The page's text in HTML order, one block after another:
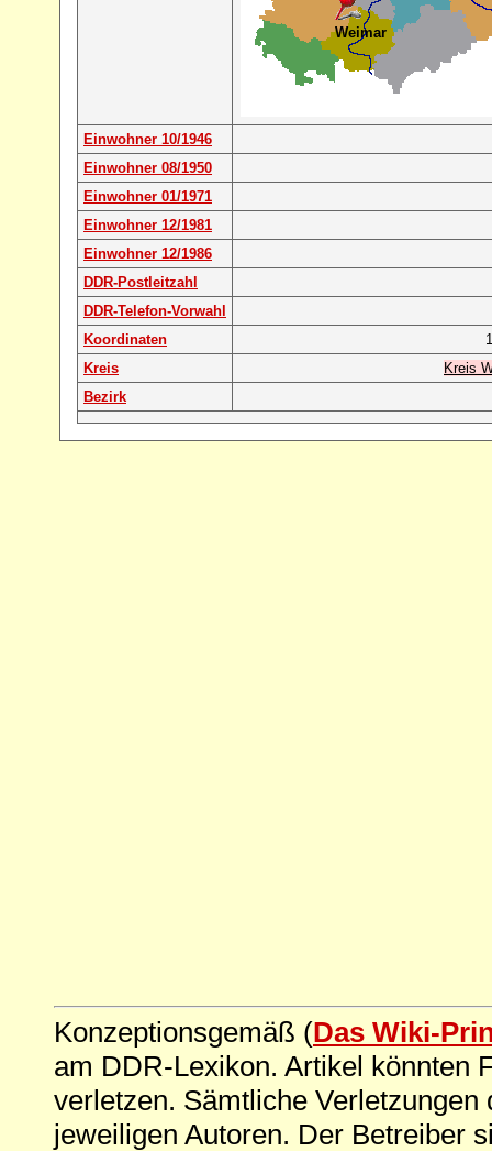
Weimar
Einwohner 10/1946
Einwohner 08/1950
Einwohner 01/1971
Einwohner 12/1981
Einwohner 12/1986
DDR-Postleitzahl
DDR-Telefon-Vorwahl
Koordinaten
Kreis
Kreis
Bezirk
Konzeptionsgemäß (Das Wiki-
am DDR-Lexikon. Artikel könnten
verletzen. Sämtliche
jeweiligen Autoren. Der Betreiber